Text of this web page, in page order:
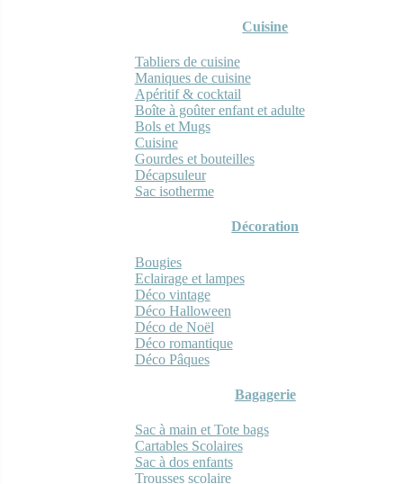
Cuisine
Tabliers de cuisine
Maniques de cuisine
Apéritif & cocktail
Boîte à goûter enfant et adulte
Bols et Mugs
Cuisine
Gourdes et bouteilles
Décapsuleur
Sac isotherme
Décoration
Bougies
Eclairage et lampes
Déco vintage
Déco Halloween
Déco de Noël
Déco romantique
Déco Pâques
Bagagerie
Sac à main et Tote bags
Cartables Scolaires
Sac à dos enfants
Trousses scolaire